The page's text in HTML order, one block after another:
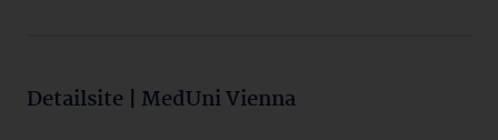
Detailsite | MedUni Vienna